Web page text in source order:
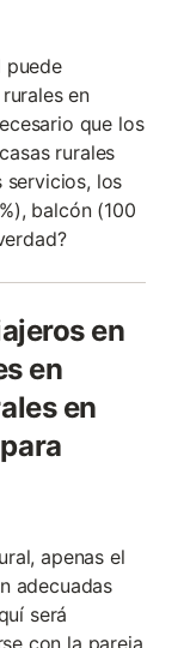
puede
en
que los
rurales
servicios, los
balcón (100
en
en
en
apenas el
adecuadas
será
con la pareja